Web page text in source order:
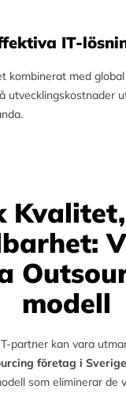
IT-
kombinerat med
utvecklingskostnader
modell
partner kan vara
företag i Sverige
som eliminerar de